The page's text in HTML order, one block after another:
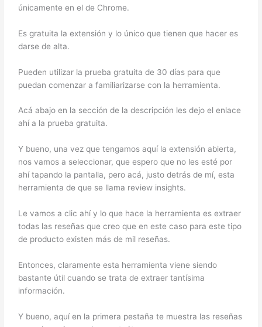
únicamente en el de Chrome.
Es gratuita la extensión y lo único que tienen que hacer es
darse de alta.
Pueden utilizar la prueba gratuita de 30 días para que
puedan comenzar a familiarizarse con la herramienta.
Acá abajo en la sección de la descripción les dejo el enlace
ahí a la prueba gratuita.
Y bueno, una vez que tengamos aquí la extensión abierta,
nos vamos a seleccionar, que espero que no les esté por
ahí tapando la pantalla, pero acá, justo detrás de mí, esta
herramienta de que se llama review insights.
Le vamos a clic ahí y lo que hace la herramienta es extraer
todas las reseñas que creo que en este caso para este tipo
de producto existen más de mil reseñas.
Entonces, claramente esta herramienta viene siendo
bastante útil cuando se trata de extraer tantísima
información.
Y bueno, aquí en la primera pestaña te muestra las reseñas